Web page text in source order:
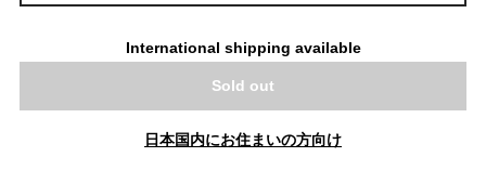
International shipping available
Sold out
日本国内にお住まいの方向け